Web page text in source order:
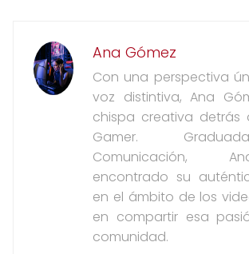
Ana Gómez
Con una perspectiva
voz distintiva, Ana
chispa creativa detrás
Gamer.
Comunicación,
encontrado su
en el ámbito de los
en compartir esa
comunidad.